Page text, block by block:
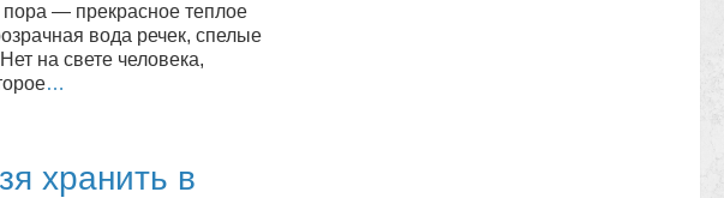
— прекрасное теплое
вода речек, спелые
на свете человека,
…
хранить в